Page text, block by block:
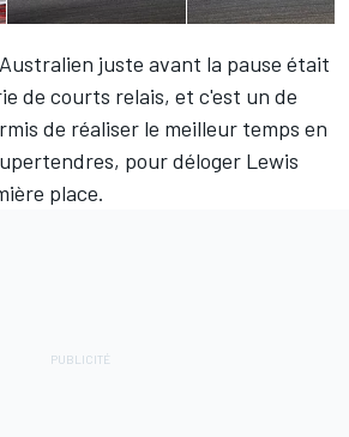
juste avant la pause était
de courts relais, et c'est un de
de réaliser le meilleur temps en
pour déloger Lewis
place.